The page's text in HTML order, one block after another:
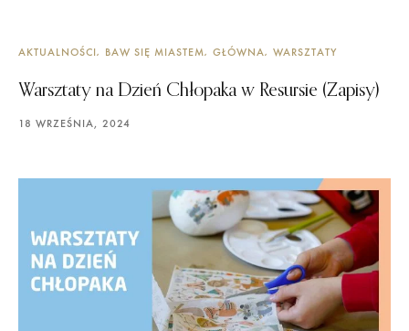
AKTUALNOŚCI BAW SIĘ MIASTEM GŁÓWNA WARSZTATY
Warsztaty na Dzień Chłopaka w Resursie (Zapisy)
18 WRZEŚNIA, 2024